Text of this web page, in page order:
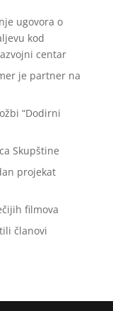
ugovora o
kod
centar
je partner na
“Dodirni
Skupštine
projekat
filmova
članovi